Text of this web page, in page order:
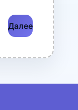
Далее